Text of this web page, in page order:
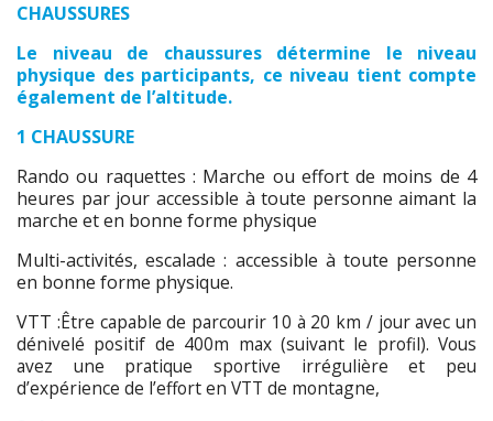
CHAUSSURES
Le niveau de chaussures détermine le niveau
physique des participants, ce niveau tient compte
également de l’altitude.
1 CHAUSSURE
Rando ou raquettes : Marche ou effort de moins de 4
heures par jour accessible à toute personne aimant la
marche et en bonne forme physique
Multi-activités, escalade : accessible à toute personne
en bonne forme physique.
VTT :Être capable de parcourir 10 à 20 km / jour avec un
dénivelé positif de 400m max (suivant le profil). Vous
avez une pratique sportive irrégulière et peu
d’expérience de l’effort en VTT de montagne,